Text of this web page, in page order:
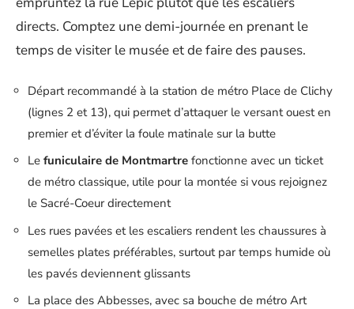
directs. Comptez une demi-journée en prenant le
temps de visiter le musée et de faire des pauses.
Départ recommandé à la station de métro Place de Clichy
(lignes 2 et 13), qui permet d’attaquer le versant ouest en
premier et d’éviter la foule matinale sur la butte
Le funiculaire de Montmartre fonctionne avec un ticket
de métro classique, utile pour la montée si vous rejoignez
le Sacré-Coeur directement
Les rues pavées et les escaliers rendent les chaussures à
semelles plates préférables, surtout par temps humide où
les pavés deviennent glissants
La place des Abbesses, avec sa bouche de métro Art